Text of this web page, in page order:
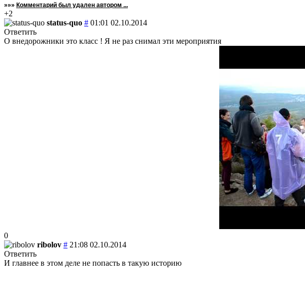
»»» Комментарий был удален автором ...
+2
status-quo # 01:01 02.10.2014
Ответить
О внедорожники это класс ! Я не раз снимал эти мероприятия
0
ribolov # 21:08 02.10.2014
Ответить
И главнее в этом деле не попасть в такую историю